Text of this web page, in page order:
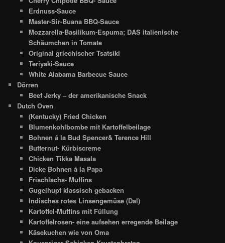
Erdnuss-Sauce
Master-Sir-Buana BBQ-Sauce
Mozzarella-Basilikum-Espuma; DAS italienische
Schäumchen in Tomate
Original griechischer Tsatsiki
Teriyaki-Sauce
White Alabama Barbecue Sauce
Dörren
Beef Jerky – der amerikanische Snack
Dutch Oven
(Kentucky) Fried Chicken
Blumenkohlbombe mit Kartoffelbeilage
Bohnen á la Bud Spencer& Terence Hill
Butternut- Kürbiscreme
Chicken Tikka Masala
Dicke Bohnen á la Papa
Frischlachs- Muffins
Gugelhupf klassisch gebacken
Indisches rotes Linsengemüse (Dal)
Kartoffel-Muffins mit Füllung
Kartoffelrosen- eine aufsehen erregende Beilage
Käsekuchen wie von Oma